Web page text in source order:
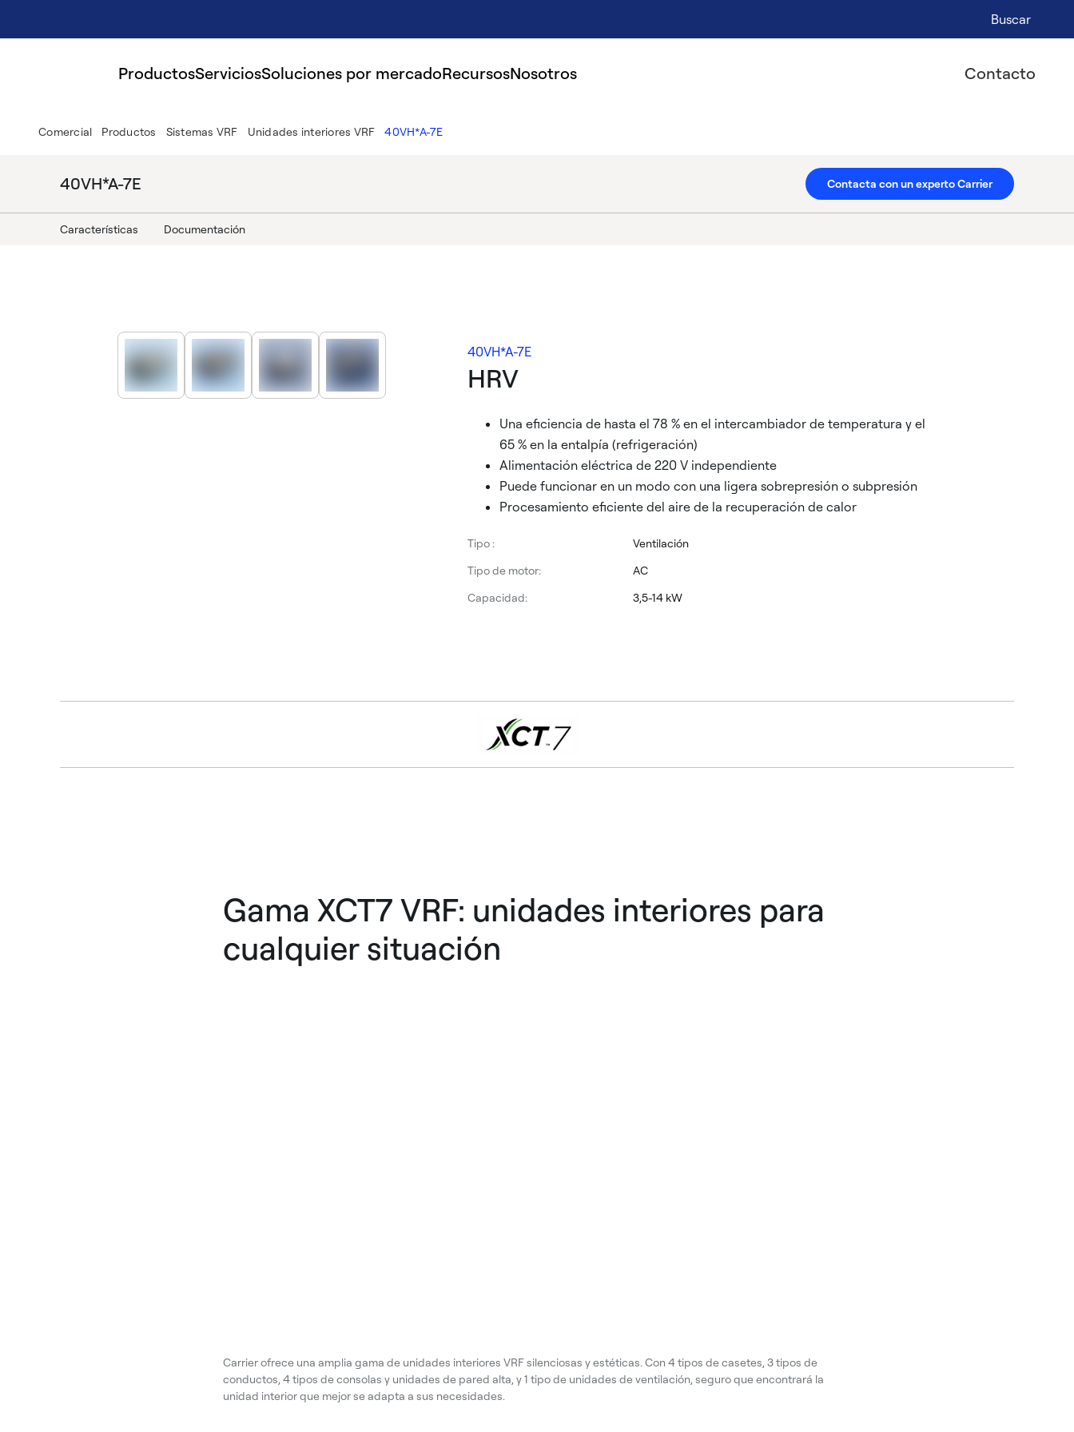
Buscar
ProductosServiciosSoluciones por mercadoRecursosNosotros Contacto
Comercial Productos Sistemas VRF Unidades interiores VRF 40VH*A-7E
40VH*A-7E Contacta con un experto Carrier
Características Documentación
40VH*A-7E
HRV
Una eficiencia de hasta el 78 % en el intercambiador de temperatura y el
65 % en la entalpía (refrigeración)
Alimentación eléctrica de 220 V independiente
Puede funcionar en un modo con una ligera sobrepresión o subpresión
Procesamiento eficiente del aire de la recuperación de calor
Tipo :
Ventilación
Tipo de motor:
AC
Capacidad:
3,5-14 kW
Gama XCT7 VRF: unidades interiores para
cualquier situación
Carrier ofrece una amplia gama de unidades interiores VRF silenciosas y estéticas. Con 4 tipos de casetes, 3 tipos de
conductos, 4 tipos de consolas y unidades de pared alta, y 1 tipo de unidades de ventilación, seguro que encontrará la
unidad interior que mejor se adapta a sus necesidades.